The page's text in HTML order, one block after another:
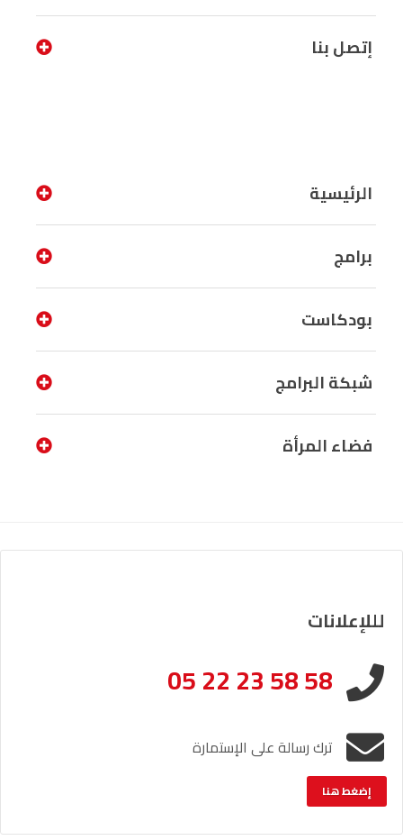
إتصل بنا
الرئيسية
برامج
بودكاست
شبكة البرامج
فضاء المرأة
لللإعلانات
05 22 23 58 58
ترك رسالة على الإستمارة
إضغط هنا